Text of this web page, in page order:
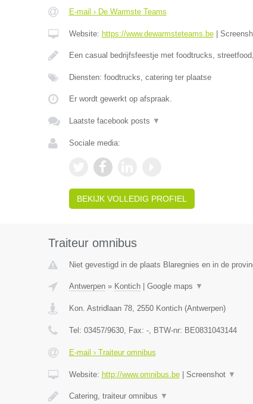
E-mail › De Warmste Teams
Website: https://www.dewarmsteteams.be|
Een casual bedrijfsfeestje met foodtrucks,
Diensten: foodtrucks, catering ter plaatse
Er wordt gewerkt op afspraak.
Laatste facebook posts ▼
Sociale media:
BEKIJK VOLLEDIG PROFIEL
Traiteur omnibus
Niet gevestigd in de plaats Blaregnies en in de
Antwerpen» Kontich| Google maps ▼
Kon. Astridlaan 78, 2550 Kontich(Antwerpen)
Tel: 03457/9630, Fax: -, BTW-nr: BE0831043144
E-mail › Traiteur omnibus
Website: http://www.omnibus.be| Screenshot ▼
Catering, traiteur omnibus ▼